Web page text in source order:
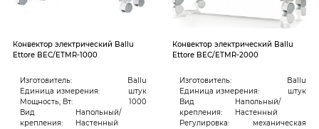
Конвектор электрический Ballu
Ettore BEC/ETMR-1000
Изготовитель:
Ballu
Единица измерения:
штук
Мощность, Вт:
1000
Вид
крепления:
Напольный/
Настенный
Конвектор электрический Ballu
Ettore BEC/ETMR-2000
Изготовитель:
Ballu
Единица измерения:
штук
Вид
крепления:
Напольный/
Настенный
Регулировка:
механическая